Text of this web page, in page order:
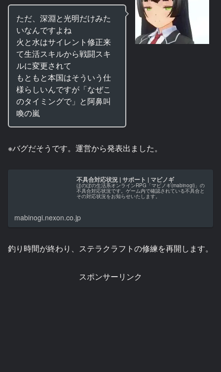
ただ、深淵と光明だけみた
いなんですよね
火と水はサイレント修正来
て生活スキルから戦闘スキ
ルに変更されて
もともと本国はそういう仕
様らしいんですが「なぜこ
のタイミングで」と阿鼻叫
喚の嵐
※バグだそうです。運営から発表出ました。
不具合対応状況 | サポート | マビノギ
ほのぼの生活系オンラインRPG「マビノギ(mabinogi)」の
不具合対応状況です。ゲーム内で確認されている不具合と
その対応状況をお知らせいたします。
mabinogi.nexon.co.jp
釣り時間が終わり、ステラクラフトの修練を再開します。
スポンサーリンク